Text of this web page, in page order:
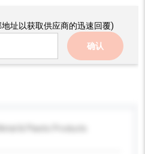
址以获取供应商的迅速回覆)
确认